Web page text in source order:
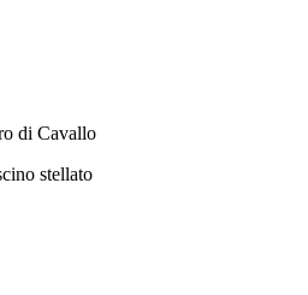
di Cavallo
stellato